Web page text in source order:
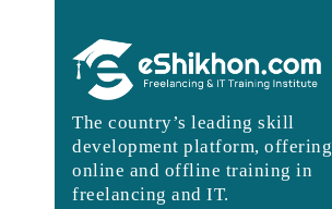
The country’s leading skill
development platform, offering
online and offline training in
freelancing and IT.